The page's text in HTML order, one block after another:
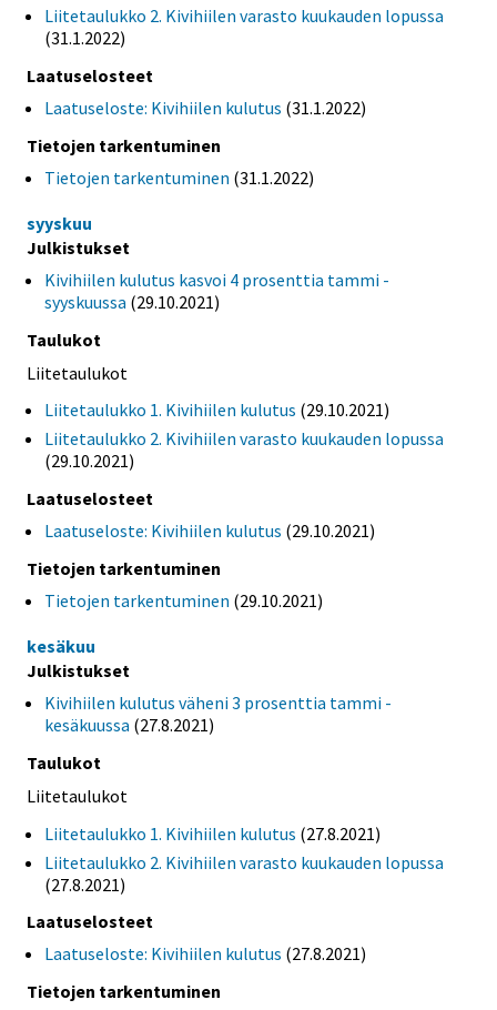
Liitetaulukko 2. Kivihiilen varasto kuukauden lopussa
(31.1.2022)
Laatuselosteet
Laatuseloste: Kivihiilen kulutus (31.1.2022)
Tietojen tarkentuminen
Tietojen tarkentuminen (31.1.2022)
syyskuu
Julkistukset
Kivihiilen kulutus kasvoi 4 prosenttia tammi -
syyskuussa (29.10.2021)
Taulukot
Liitetaulukot
Liitetaulukko 1. Kivihiilen kulutus (29.10.2021)
Liitetaulukko 2. Kivihiilen varasto kuukauden lopussa
(29.10.2021)
Laatuselosteet
Laatuseloste: Kivihiilen kulutus (29.10.2021)
Tietojen tarkentuminen
Tietojen tarkentuminen (29.10.2021)
kesäkuu
Julkistukset
Kivihiilen kulutus väheni 3 prosenttia tammi -
kesäkuussa (27.8.2021)
Taulukot
Liitetaulukot
Liitetaulukko 1. Kivihiilen kulutus (27.8.2021)
Liitetaulukko 2. Kivihiilen varasto kuukauden lopussa
(27.8.2021)
Laatuselosteet
Laatuseloste: Kivihiilen kulutus (27.8.2021)
Tietojen tarkentuminen